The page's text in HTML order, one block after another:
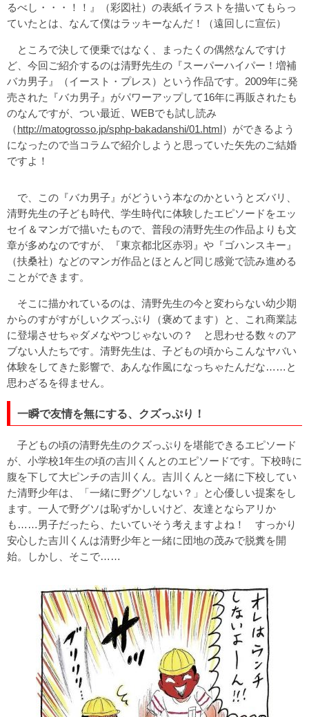
るべし・・・！！』（彩図社）の表紙イラストを描いてもらっ
ていたとは、なんて僕はラッキーなんだ！（遠回しに宣伝）
ところで決して便乗ではなく、まったくの偶然なんですけ
ど、今回ご紹介するのは清野先生の『スーパーハイパー！増補
バカ男子』（イースト・プレス）という作品です。2009年に発
売された『バカ男子』がパワーアップして16年に再販されたも
のなんですが、つい最近、WEBでも試し読み
（http://matogrosso.jp/sphp-bakadanshi/01.html）ができるよう
になったので当コラムで紹介しようと思っていた矢先のご結婚
ですよ！
で、この『バカ男子』がどういう本なのかというとズバリ、
清野先生の子ども時代、学生時代に体験したエピソードをエッ
セイ＆マンガで描いたもので、普段の清野先生の作品よりも文
章が多めなのですが、『東京都北区赤羽』や『ゴハンスキー』
（扶桑社）などのマンガ作品とほとんど同じ感覚で読み進める
ことができます。
そこに描かれているのは、清野先生の今と変わらない幼少期
からのすがすがしいクズっぷり（褒めてます）と、これ商業誌
に登場させちゃダメなやつじゃないの？ と思わせる数々のア
ブない人たちです。清野先生は、子どもの頃からこんなヤバい
体験をしてきた影響で、あんな作風になっちゃたんだな……と
思わざるを得ません。
一瞬で友情を無にする、クズっぷり！
子どもの頃の清野先生のクズっぷりを堪能できるエピソード
が、小学校1年生の頃の吉川くんとのエピソードです。下校時に
腹を下して大ピンチの吉川くん。吉川くんと一緒に下校してい
た清野少年は、「一緒に野グソしない？」と心優しい提案をし
ます。一人で野グソは恥ずかしいけど、友達とならアリか
も……男子だったら、たいていそう考えますよね！ すっかり
安心した吉川くんは清野少年と一緒に団地の茂みで脱糞を開
始。しかし、そこで……